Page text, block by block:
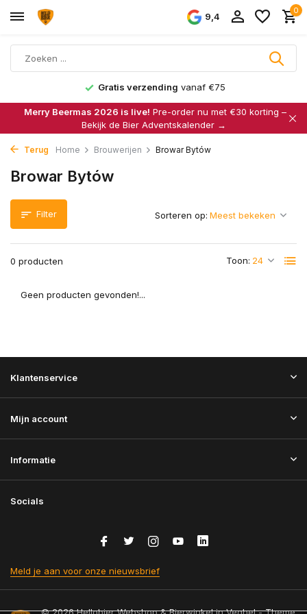
9,4
0
Gratis verzending vanaf €75
Merry Beermas 2026 is live! Pre-order nu met €30 korting –
Bekijk de Bier Adventskalender →
Terug Home Brouwerijen Browar Bytów
Browar Bytów
Filter
0 producten Toon:
Sorteren op:
Geen producten gevonden!...
Klantenservice
Mijn account
Informatie
Socials
Meld je aan voor onze nieuwsbrief